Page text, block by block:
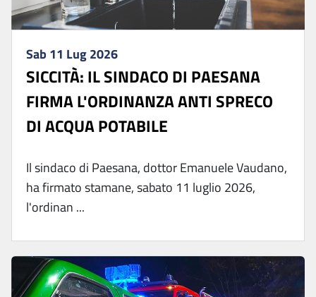
Sab 11 Lug 2026
SICCITÀ: IL SINDACO DI PAESANA
FIRMA L'ORDINANZA ANTI SPRECO
DI ACQUA POTABILE
Il sindaco di Paesana, dottor Emanuele Vaudano,
ha firmato stamane, sabato 11 luglio 2026,
l'ordinan ...